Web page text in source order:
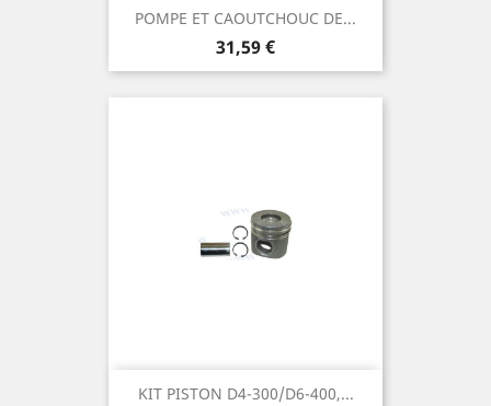
POMPE ET CAOUTCHOUC DE...
Prix
31,59 €
KIT PISTON D4-300/D6-400,...